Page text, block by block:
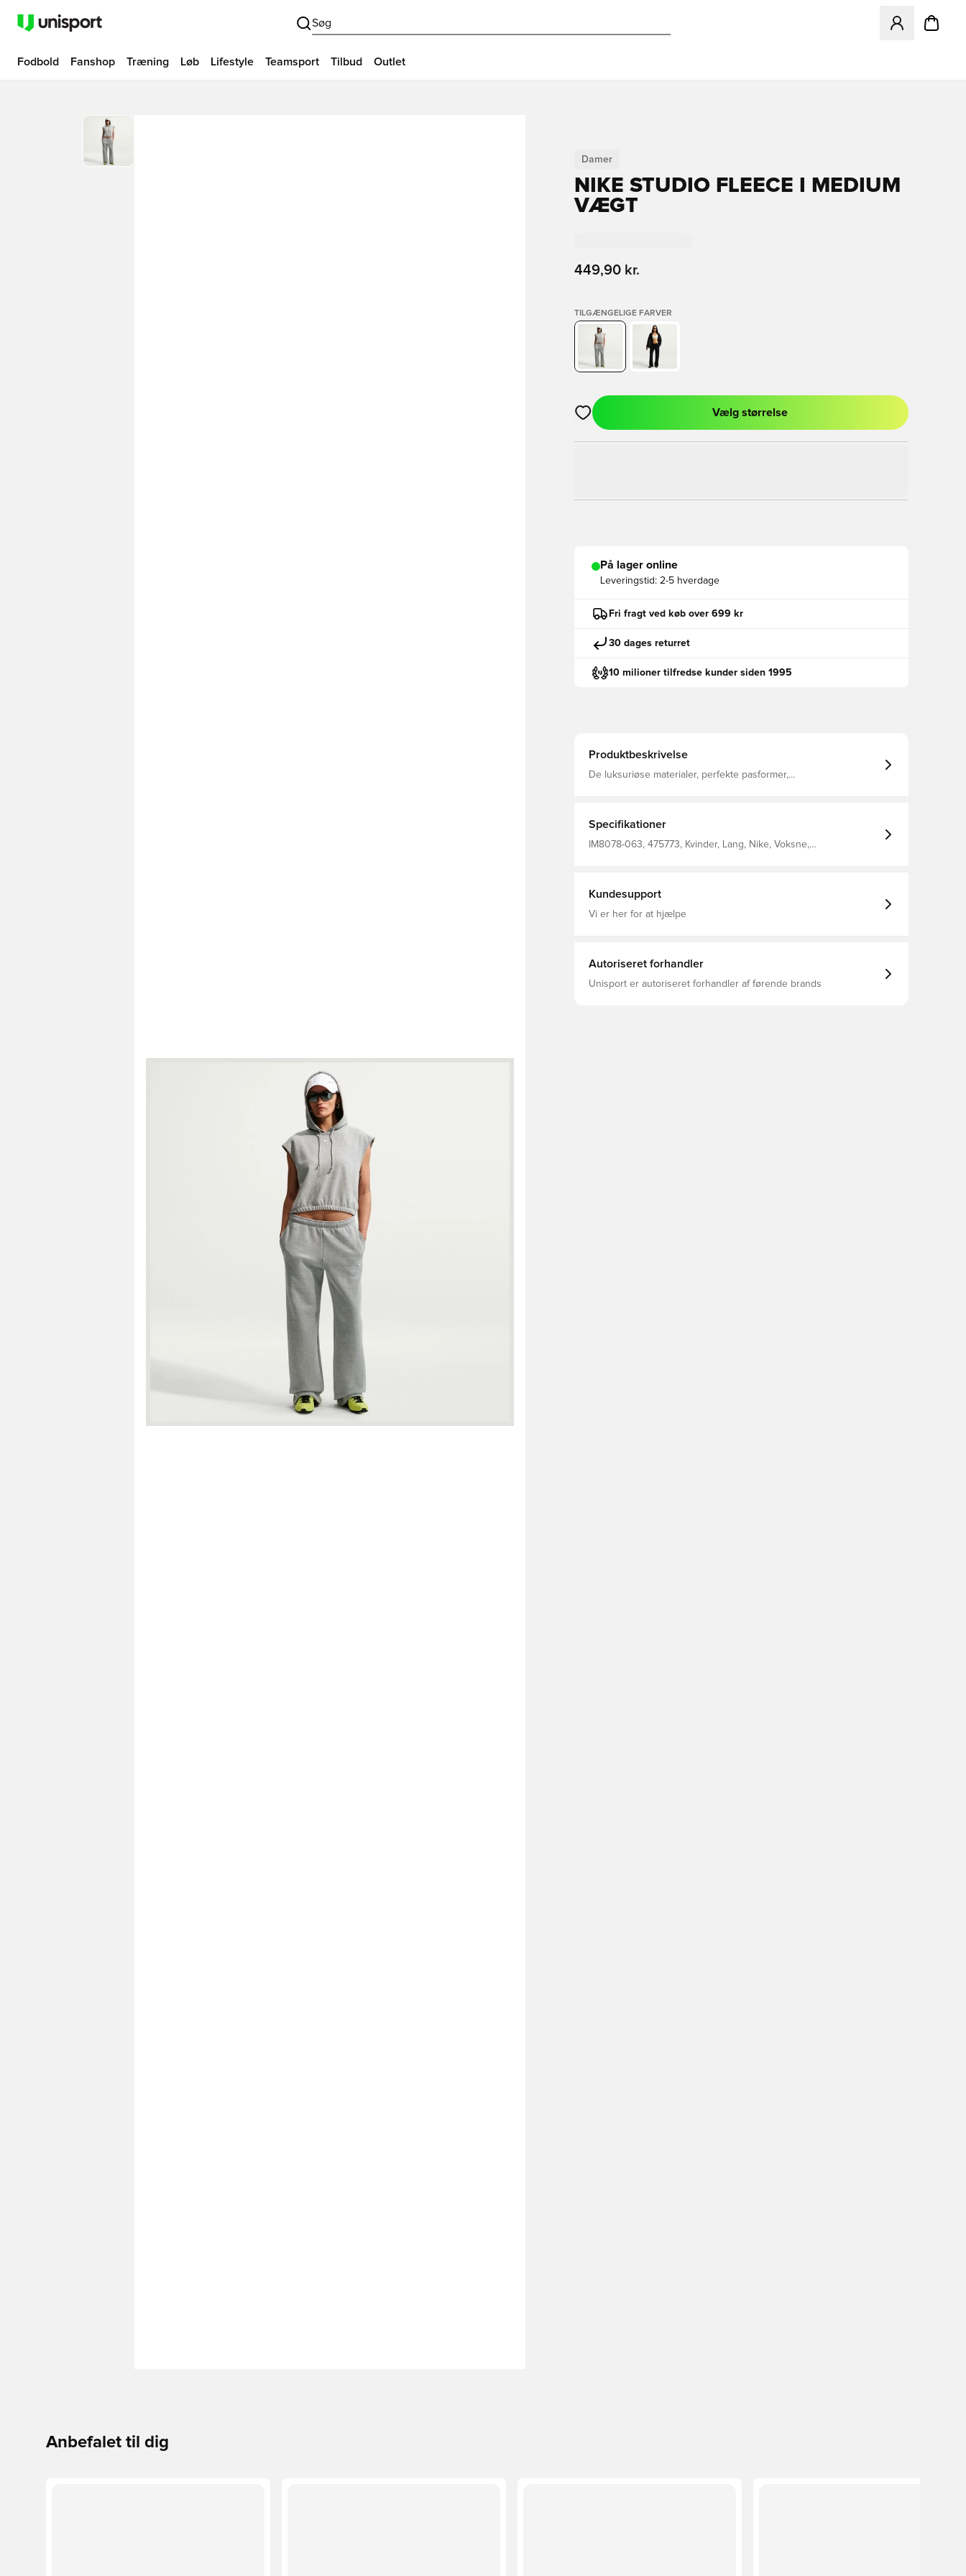
Søg
Åbner en
Fodbold Fanshop Træning Løb Lifestyle Teamsport Tilbud Outlet
Damer
NIKE STUDIO FLEECE I MEDIUM
VÆGT
449,90 kr.
TILGÆNGELIGE FARVER
Åbner en Modal til at logge ind eller tilmelde dig som medlem
Vælg størrelse
På lager online
Leveringstid: 2-5 hverdage
Fri fragt ved køb over 699 kr
30 dages returret
10 milioner tilfredse kunder siden 1995
Produktbeskrivelse
De luksuriøse materialer, perfekte pasformer,
børstet finish.
Specifikationer
IM8078-063, 475773, Kvinder, Lang, Nike, Voksne,
Kundesupport
Vi er her for at hjælpe
Autoriseret forhandler
Unisport er autoriseret forhandler af førende brands
Anbefalet til dig